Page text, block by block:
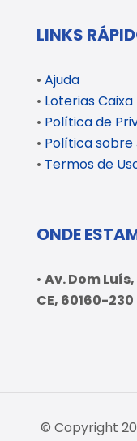
LINKS
• Ajuda
• Loterias
• Política de
• Política sobre
• Termos de
ONDE
• Av. Dom
CE, 60160-230
© Copyright